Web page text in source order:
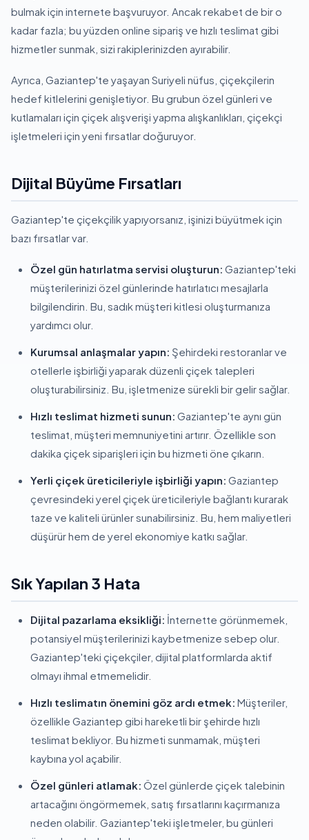
bulmak için internete başvuruyor. Ancak rekabet de bir o
kadar fazla; bu yüzden online sipariş ve hızlı teslimat gibi
hizmetler sunmak, sizi rakiplerinizden ayırabilir.
Ayrıca, Gaziantep'te yaşayan Suriyeli nüfus, çiçekçilerin
hedef kitlelerini genişletiyor. Bu grubun özel günleri ve
kutlamaları için çiçek alışverişi yapma alışkanlıkları, çiçekçi
işletmeleri için yeni fırsatlar doğuruyor.
Dijital Büyüme Fırsatları
Gaziantep'te çiçekçilik yapıyorsanız, işinizi büyütmek için
bazı fırsatlar var.
Özel gün hatırlatma servisi oluşturun: Gaziantep'teki
müşterilerinizi özel günlerinde hatırlatıcı mesajlarla
bilgilendirin. Bu, sadık müşteri kitlesi oluşturmanıza
yardımcı olur.
Kurumsal anlaşmalar yapın: Şehirdeki restoranlar ve
otellerle işbirliği yaparak düzenli çiçek talepleri
oluşturabilirsiniz. Bu, işletmenize sürekli bir gelir sağlar.
Hızlı teslimat hizmeti sunun: Gaziantep'te aynı gün
teslimat, müşteri memnuniyetini artırır. Özellikle son
dakika çiçek siparişleri için bu hizmeti öne çıkarın.
Yerli çiçek üreticileriyle işbirliği yapın: Gaziantep
çevresindeki yerel çiçek üreticileriyle bağlantı kurarak
taze ve kaliteli ürünler sunabilirsiniz. Bu, hem maliyetleri
düşürür hem de yerel ekonomiye katkı sağlar.
Sık Yapılan 3 Hata
Dijital pazarlama eksikliği: İnternette görünmemek,
potansiyel müşterilerinizi kaybetmenize sebep olur.
Gaziantep'teki çiçekçiler, dijital platformlarda aktif
olmayı ihmal etmemelidir.
Hızlı teslimatın önemini göz ardı etmek: Müşteriler,
özellikle Gaziantep gibi hareketli bir şehirde hızlı
teslimat bekliyor. Bu hizmeti sunmamak, müşteri
kaybına yol açabilir.
Özel günleri atlamak: Özel günlerde çiçek talebinin
artacağını öngörmemek, satış fırsatlarını kaçırmanıza
neden olabilir. Gaziantep'teki işletmeler, bu günleri